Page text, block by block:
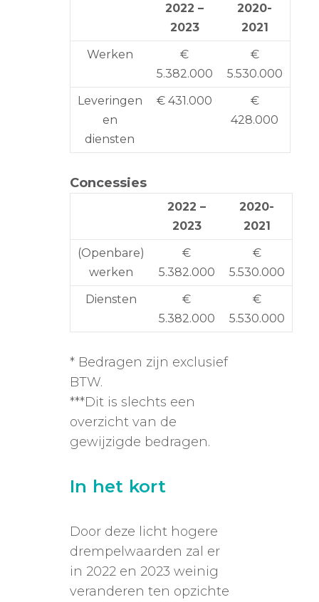
2022 –
2023
2020-
2021
Werken
€
5.382.000
€
5.530.000
Leveringen
en
diensten
€ 431.000
€
428.000
Concessies
2022 –
2023
2020-
2021
(Openbare)
werken
€
5.382.000
€
5.530.000
Diensten
€
5.382.000
€
5.530.000
* Bedragen zijn exclusief
BTW.
***Dit is slechts een
overzicht van de
gewijzigde bedragen.
In het kort
Door deze licht hogere
drempelwaarden zal er
in 2022 en 2023 weinig
veranderen ten opzichte